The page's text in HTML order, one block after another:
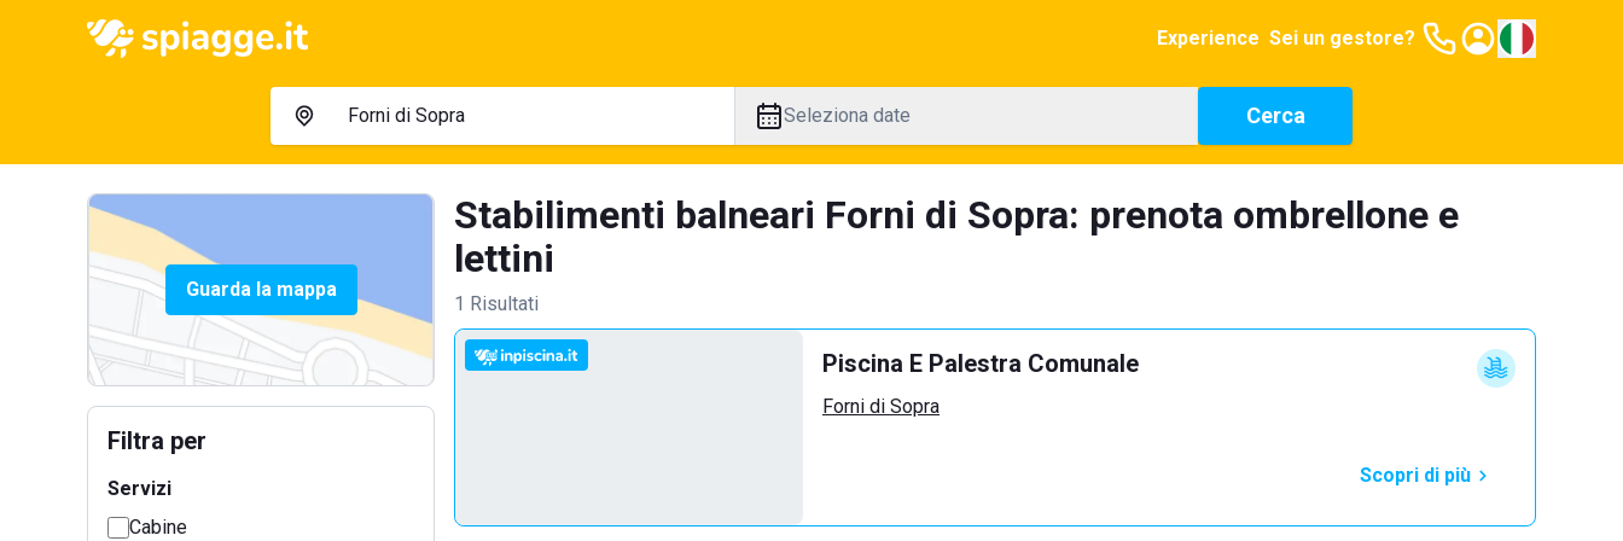
Experience Sei un gestore?
Seleziona date Cerca
Guarda la mappa
Filtra per
Servizi
Cabine
Stabilimenti balneari Forni di Sopra: prenota ombrellone e
lettini
1 Risultati
Piscina E Palestra Comunale
Forni di Sopra
Scopri di più